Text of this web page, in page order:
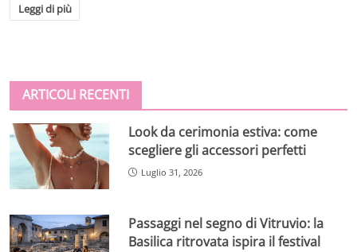
Leggi di più
ARTICOLI RECENTI
Look da cerimonia estiva: come
scegliere gli accessori perfetti
Luglio 31, 2026
Passaggi nel segno di Vitruvio: la
Basilica ritrovata ispira il festival